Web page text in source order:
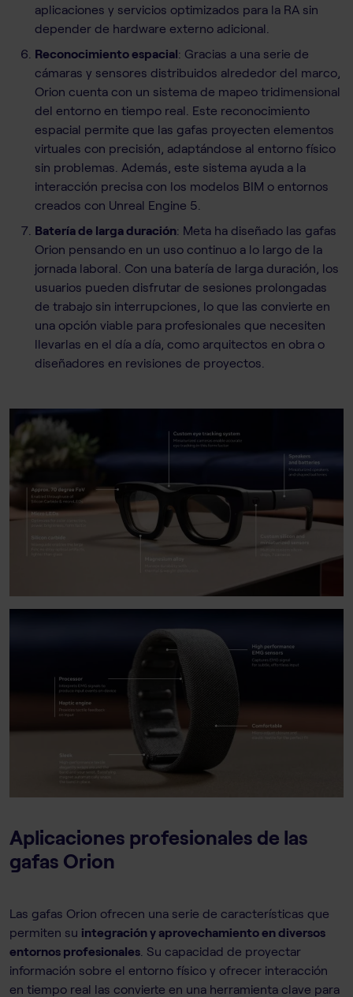
aplicaciones y servicios optimizados para la RA sin
depender de hardware externo adicional.
Reconocimiento espacial: Gracias a una serie de
cámaras y sensores distribuidos alrededor del marco,
Orion cuenta con un sistema de mapeo tridimensional
del entorno en tiempo real. Este reconocimiento
espacial permite que las gafas proyecten elementos
virtuales con precisión, adaptándose al entorno físico
sin problemas. Además, este sistema ayuda a la
interacción precisa con los modelos BIM o entornos
creados con Unreal Engine 5.
Batería de larga duración: Meta ha diseñado las gafas
Orion pensando en un uso continuo a lo largo de la
jornada laboral. Con una batería de larga duración, los
usuarios pueden disfrutar de sesiones prolongadas
de trabajo sin interrupciones, lo que las convierte en
una opción viable para profesionales que necesiten
llevarlas en el día a día, como arquitectos en obra o
diseñadores en revisiones de proyectos.
Aplicaciones profesionales de las
gafas Orion
Las gafas Orion ofrecen una serie de características que
permiten su integración y aprovechamiento en diversos
entornos profesionales . Su capacidad de proyectar
información sobre el entorno físico y ofrecer interacción
en tiempo real las convierte en una herramienta clave para